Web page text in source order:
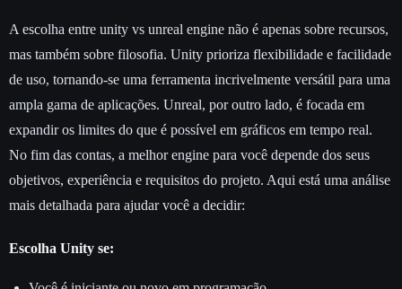
A escolha entre unity vs unreal engine não é apenas sobre recursos,
mas também sobre filosofia. Unity prioriza flexibilidade e facilidade
de uso, tornando-se uma ferramenta incrivelmente versátil para uma
ampla gama de aplicações. Unreal, por outro lado, é focada em
expandir os limites do que é possível em gráficos em tempo real.
No fim das contas, a melhor engine para você depende dos seus
objetivos, experiência e requisitos do projeto. Aqui está uma análise
mais detalhada para ajudar você a decidir:
Escolha Unity se: